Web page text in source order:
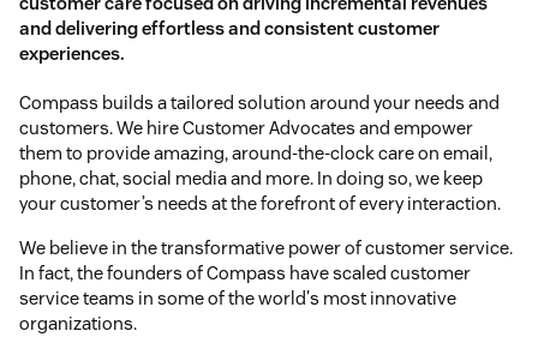
and delivering effortless and consistent customer
experiences.
Compass builds a tailored solution around your needs and
customers. We hire Customer Advocates and empower
them to provide amazing, around-the-clock care on email,
phone, chat, social media and more. In doing so, we keep
your customer’s needs at the forefront of every interaction.
We believe in the transformative power of customer service.
In fact, the founders of Compass have scaled customer
service teams in some of the world's most innovative
organizations.